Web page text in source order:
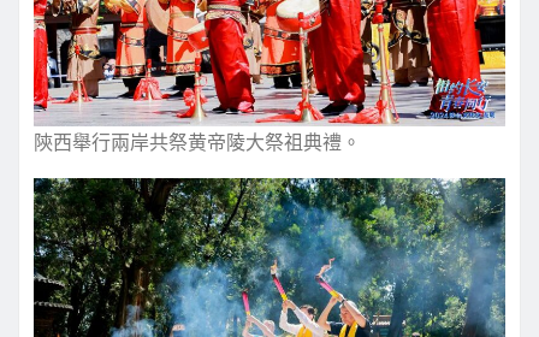
陝西舉行兩岸共祭黄帝陵大祭祖典禮。